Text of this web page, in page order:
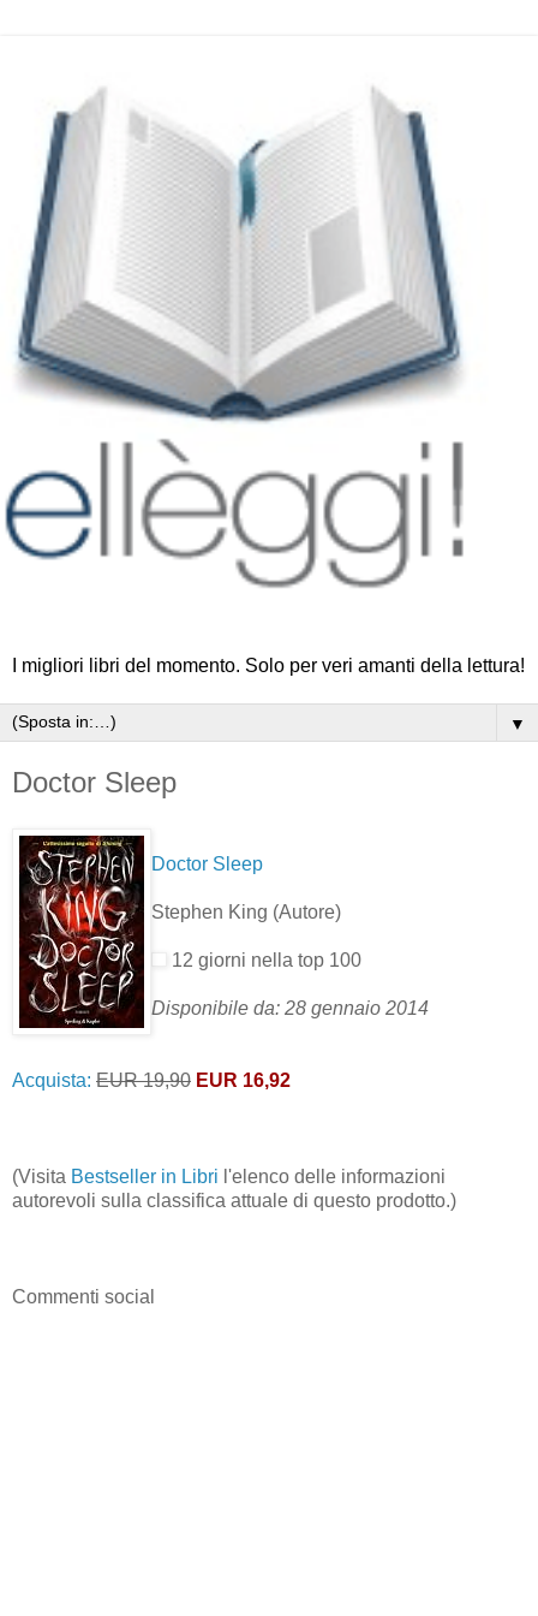
I migliori libri del momento. Solo per veri amanti della lettura!
▼
Doctor Sleep
Doctor Sleep
Stephen King (Autore)
12 giorni nella top 100
Disponibile da: 28 gennaio 2014
Acquista: EUR 19,90 EUR 16,92
(Visita Bestseller in Libri l'elenco delle informazioni
autorevoli sulla classifica attuale di questo prodotto.)
Commenti social